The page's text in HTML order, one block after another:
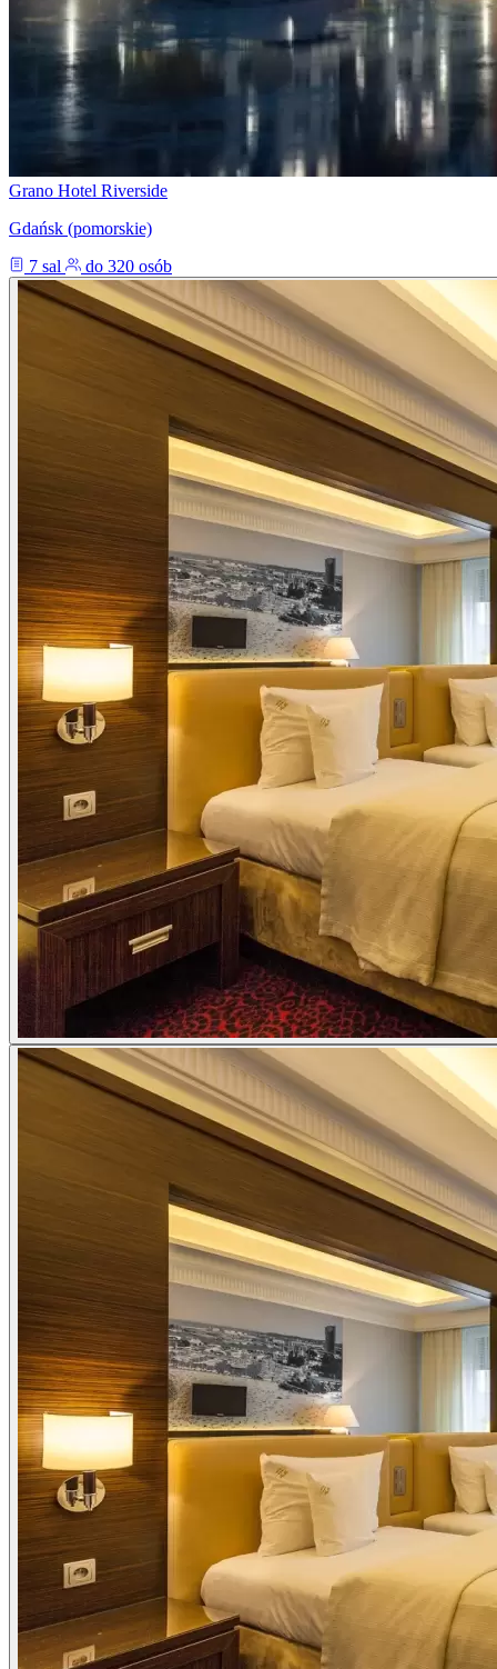
Grano Hotel Riverside
Gdańsk (pomorskie)
7 sal
do 320 osób